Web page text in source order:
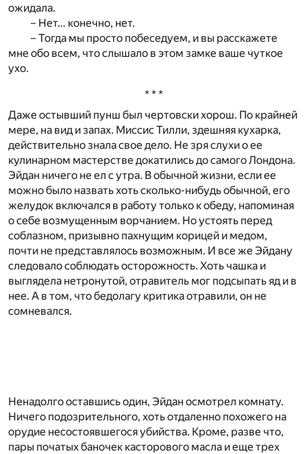
ожидала.
– Нет… конечно, нет.
– Тогда мы просто побеседуем, и вы расскажете
мне обо всем, что слышало в этом замке ваше чуткое
ухо.
* * *
Даже остывший пунш был чертовски хорош. По крайней
мере, на вид и запах. Миссис Тилли, здешняя кухарка,
действительно знала свое дело. Не зря слухи о ее
кулинарном мастерстве докатились до самого Лондона.
Эйдан ничего не ел с утра. В обычной жизни, если ее
можно было назвать хоть сколько-нибудь обычной, его
желудок включался в работу только к обеду, напоминая
о себе возмущенным ворчанием. Но устоять перед
соблазном, призывно пахнущим корицей и медом,
почти не представлялось возможным. И все же Эйдану
следовало соблюдать осторожность. Хоть чашка и
выглядела нетронутой, отравитель мог подсыпать яд и в
нее. А в том, что бедолагу критика отравили, он не
сомневался.
Ненадолго оставшись один, Эйдан осмотрел комнату.
Ничего подозрительного, хоть отдаленно похожего на
орудие несостоявшегося убийства. Кроме, разве что,
пары початых баночек касторового масла и еще трех